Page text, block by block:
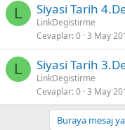
L Siyasi Tarih
LinkDegistirme
Cevaplar 0 3 May
L Siyasi Tarih
LinkDegistirme
Cevaplar 0 3 May
Buraya mesaj